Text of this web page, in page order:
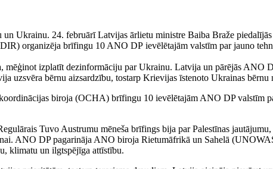
un Ukrainu. 24. februārī Latvijas ārlietu ministre Baiba Braže
organizēja brīfingu 10 ANO DP ievēlētajām valstīm par jauno
izplatīt dezinformāciju par Ukrainu. Latvija un pārējās ANO
uzsvēra bērnu aizsardzību, tostarp Krievijas īstenoto Ukrainas
biroja (OCHA) brīfingu 10 ievēlētajām ANO DP valstīm
Tuvo Austrumu mēneša brīfings bija par Palestīnas
ANO DP pagarināja ANO biroja Rietumāfrikā un Sahelā
klimatu un ilgtspējīga attīstību.